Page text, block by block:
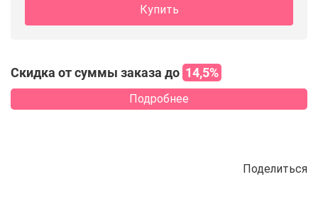
Купить
Скидка от суммы заказа до 14,5%
Подробнее
Поделиться